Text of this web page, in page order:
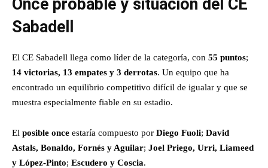
Once probable y situación del CE
Sabadell
El CE Sabadell llega como líder de la categoría, con 55 puntos;
14 victorias, 13 empates y 3 derrotas. Un equipo que ha
encontrado un equilibrio competitivo difícil de igualar y que se
muestra especialmente fiable en su estadio.
El posible once estaría compuesto por Diego Fuoli; David
Astals, Bonaldo, Fornés y Aguilar; Joel Priego, Urri, Liameed
y López-Pinto; Escudero y Coscia.